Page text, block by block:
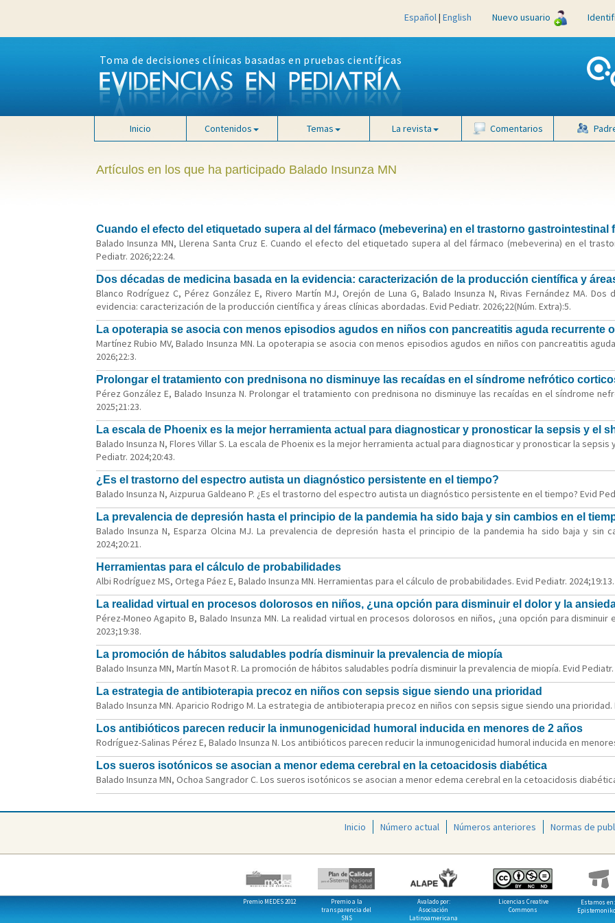
Español| English Nuevo usuario
Toma de decisiones clínicas basadas en pruebas científicas
Inicio Contenidos Temas La revista Comentarios
Artículos en los que ha participado Balado Insunza MN
Cuando el efecto del etiquetado supera al del fármaco (mebeverina) en el trastorno gastrointestinal
Balado Insunza MN, Llerena Santa Cruz E. Cuando el efecto del etiquetado supera al del fármaco (mebeverina) en el
Pediatr. 2026;22:24.
Dos décadas de medicina basada en la evidencia: caracterización de la producción científica y
Blanco Rodríguez C, Pérez González E, Rivero Martín MJ, Orejón de Luna G, Balado Insunza N, Rivas Fernández MA.
evidencia: caracterización de la producción científica y áreas clínicas abordadas. Evid Pediatr. 2026;22(Núm. Extra):5.
La opoterapia se asocia con menos episodios agudos en niños con pancreatitis aguda recurrente
Martínez Rubio MV, Balado Insunza MN. La opoterapia se asocia con menos episodios agudos en niños con pancreatitis
2026;22:3.
Prolongar el tratamiento con prednisona no disminuye las recaídas en el síndrome nefrótico
Pérez González E, Balado Insunza N. Prolongar el tratamiento con prednisona no disminuye las recaídas en el síndrome
2025;21:23.
La escala de Phoenix es la mejor herramienta actual para diagnosticar y pronosticar la sepsis y el
Balado Insunza N, Flores Villar S. La escala de Phoenix es la mejor herramienta actual para diagnosticar y pronosticar la
Pediatr. 2024;20:43.
¿Es el trastorno del espectro autista un diagnóstico persistente en el tiempo?
Balado Insunza N, Aizpurua Galdeano P. ¿Es el trastorno del espectro autista un diagnóstico persistente en el tiempo? Evid
La prevalencia de depresión hasta el principio de la pandemia ha sido baja y sin cambios en el
Balado Insunza N, Esparza Olcina MJ. La prevalencia de depresión hasta el principio de la pandemia ha sido baja y sin
2024;20:21.
Herramientas para el cálculo de probabilidades
Albi Rodríguez MS, Ortega Páez E, Balado Insunza MN. Herramientas para el cálculo de probabilidades. Evid Pediatr. 2024;19:13.
La realidad virtual en procesos dolorosos en niños, ¿una opción para disminuir el dolor y la
Pérez-Moneo Agapito B, Balado Insunza MN. La realidad virtual en procesos dolorosos en niños, ¿una opción para disminuir
2023;19:38.
La promoción de hábitos saludables podría disminuir la prevalencia de miopía
Balado Insunza MN, Martín Masot R. La promoción de hábitos saludables podría disminuir la prevalencia de miopía. Evid Pediatr.
La estrategia de antibioterapia precoz en niños con sepsis sigue siendo una prioridad
Balado Insunza MN. Aparicio Rodrigo M. La estrategia de antibioterapia precoz en niños con sepsis sigue siendo una prioridad.
Los antibióticos parecen reducir la inmunogenicidad humoral inducida en menores de 2 años
Rodríguez-Salinas Pérez E, Balado Insunza N. Los antibióticos parecen reducir la inmunogenicidad humoral inducida en
Los sueros isotónicos se asocian a menor edema cerebral en la cetoacidosis diabética
Balado Insunza MN, Ochoa Sangrador C. Los sueros isotónicos se asocian a menor edema cerebral en la cetoacidosis
Inicio Número actual Números anteriores Normas de
Premio MEDES 2012
Premio a la
transparencia del
SNS
Avalado por:
Asociación
Latinoamericana
Licencias Creative
Commons
Estamos en: